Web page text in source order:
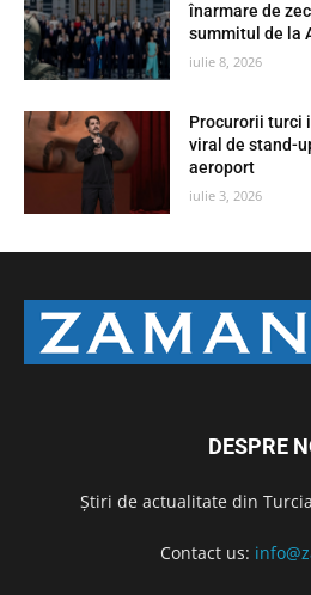
înarmare de
summitul de la
iulie 8, 2026
Procurorii turci
viral de stand-
aeroport
iulie 3, 2026
DESPRE
Știri de actualitate din
Contact us: